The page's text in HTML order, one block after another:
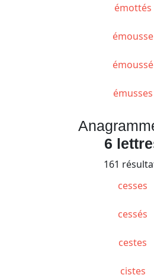
émottés
émousse
émoussé
émusses
6
161
cesses
cessés
cestes
cistes